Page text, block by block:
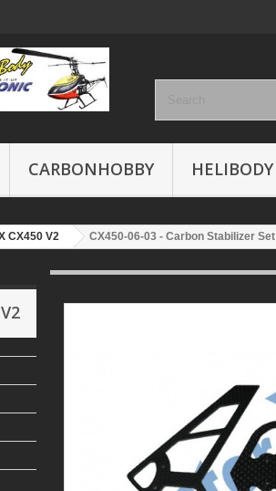
CARBONHOBBY HELIBODY
CX450 V2 CX450-06-03 - Carbon Stabilizer Set